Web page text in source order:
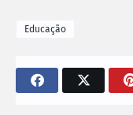
Educação